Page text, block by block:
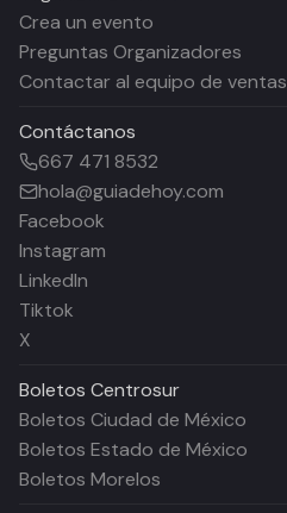
Crea un evento
Preguntas Organizadores
Contactar al equipo de ventas
Contáctanos
667 471 8532
hola@guiadehoy.com
Facebook
Instagram
LinkedIn
Tiktok
X
Boletos Centrosur
Boletos Ciudad de México
Boletos Estado de México
Boletos Morelos